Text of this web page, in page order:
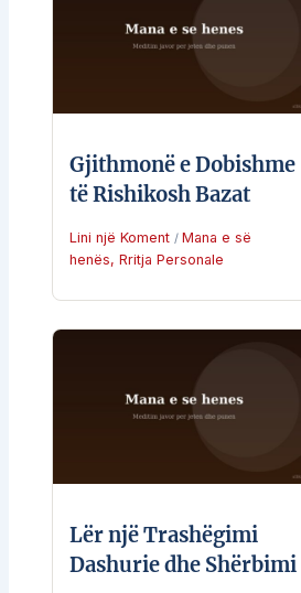
Gjithmonë e Dobishme
të Rishikosh Bazat
Lini një Koment / Mana e së
henës, Rritja Personale
Lër një Trashëgimi
Dashurie dhe Shërbimi